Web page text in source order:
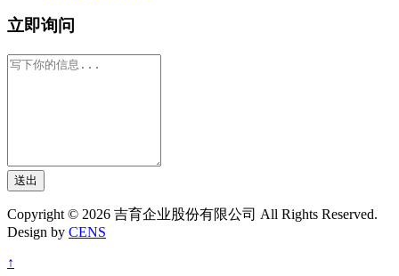
立即询问
送出
Copyright © 2026 吉育企业股份有限公司 All Rights Reserved.
Design by CENS
↑